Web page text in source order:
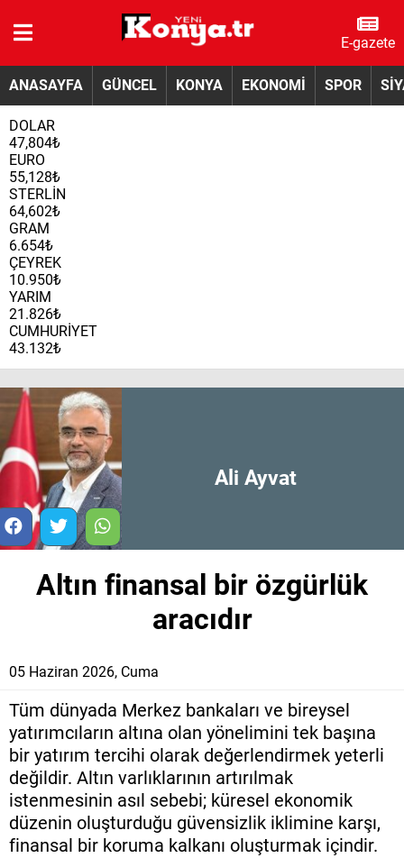
E-gazete
ANASAYFA GÜNCEL KONYA EKONOMİ SPOR
DOLAR
47,804₺
EURO
55,128₺
STERLİN
64,602₺
GRAM
6.654₺
ÇEYREK
10.950₺
YARIM
21.826₺
CUMHURİYET
43.132₺
Ali Ayvat
Altın finansal bir özgürlük
aracıdır
05 Haziran 2026, Cuma
Tüm dünyada Merkez bankaları ve bireysel
yatırımcıların altına olan yönelimini tek başına
bir yatırım tercihi olarak değerlendirmek yeterli
değildir. Altın varlıklarının artırılmak
istenmesinin asıl sebebi; küresel ekonomik
düzenin oluşturduğu güvensizlik iklimine karşı,
finansal bir koruma kalkanı oluşturmak içindir.